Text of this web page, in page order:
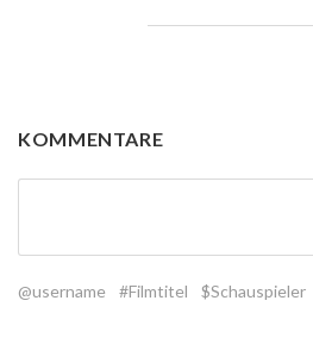
KOMMENTARE
@username #Filmtitel $Schauspieler